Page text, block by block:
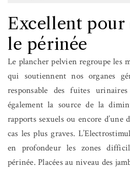
Excellent
le périnée
Le plancher pelvien regroupe les
qui soutiennent nos organes
responsable des fuites
également la source de la
rapports sexuels ou encore d’une
cas les plus graves.
en profondeur les zones
périnée. Placées au niveau des